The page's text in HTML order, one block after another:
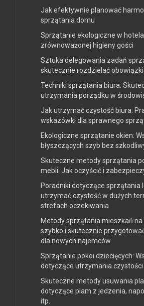
Jak efektywnie planować
sprzątania domu
Sprzątanie ekologiczne w
zrównoważonej higieny gości
Sztuka delegowania zadań
skutecznie rozdzielać obowiązki
Techniki sprzątania biura:
utrzymania porządku w
Jak utrzymać czystość biura:
wskazówki dla sprawnego
Ekologiczne sprzątanie okien:
błyszczących szyb bez
Skuteczne metody sprzątania
mebli: Jak oczyścić i
Poradniki dotyczące sprzątania
utrzymać czystość w dużych
strefach oczekiwania
Metody sprzątania mieszkań
szybko i skutecznie
dla nowych najemców
Sprzątanie pokoi dziecięcych:
dotyczące utrzymania czystości
Skuteczne metody usuwania
dotyczące plam z jedzenia,
itp.